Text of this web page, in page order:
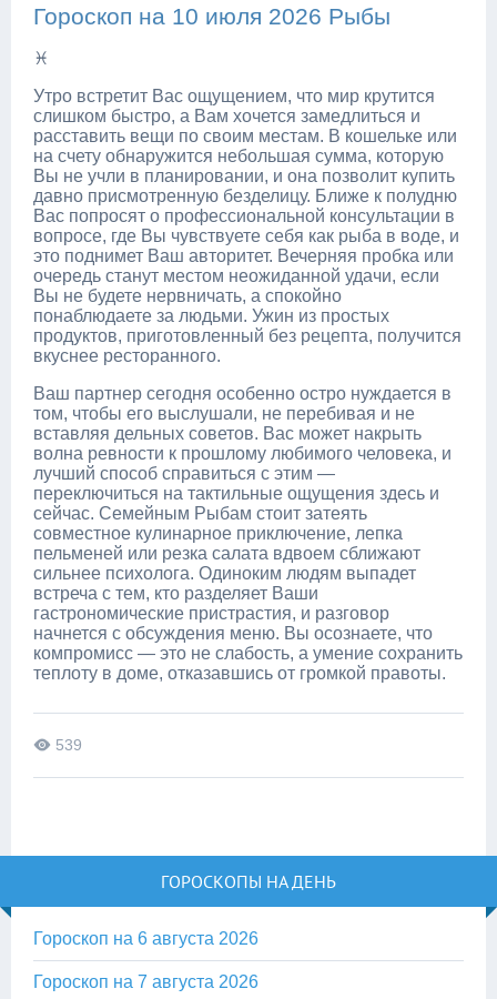
Гороскоп на 10 июля 2026 Рыбы
♓
Утро встретит Вас ощущением, что мир крутится
слишком быстро, а Вам хочется замедлиться и
расставить вещи по своим местам. В кошельке или
на счету обнаружится небольшая сумма, которую
Вы не учли в планировании, и она позволит купить
давно присмотренную безделицу. Ближе к полудню
Вас попросят о профессиональной консультации в
вопросе, где Вы чувствуете себя как рыба в воде, и
это поднимет Ваш авторитет. Вечерняя пробка или
очередь станут местом неожиданной удачи, если
Вы не будете нервничать, а спокойно
понаблюдаете за людьми. Ужин из простых
продуктов, приготовленный без рецепта, получится
вкуснее ресторанного.
Ваш партнер сегодня особенно остро нуждается в
том, чтобы его выслушали, не перебивая и не
вставляя дельных советов. Вас может накрыть
волна ревности к прошлому любимого человека, и
лучший способ справиться с этим —
переключиться на тактильные ощущения здесь и
сейчас. Семейным Рыбам стоит затеять
совместное кулинарное приключение, лепка
пельменей или резка салата вдвоем сближают
сильнее психолога. Одиноким людям выпадет
встреча с тем, кто разделяет Ваши
гастрономические пристрастия, и разговор
начнется с обсуждения меню. Вы осознаете, что
компромисс — это не слабость, а умение сохранить
теплоту в доме, отказавшись от громкой правоты.
539
ГОРОСКОПЫ НА ДЕНЬ
Гороскоп на 6 августа 2026
Гороскоп на 7 августа 2026